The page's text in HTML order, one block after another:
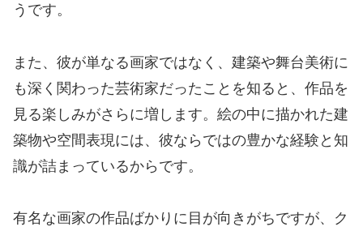
うです。
また、彼が単なる画家ではなく、建築や舞台美術に
も深く関わった芸術家だったことを知ると、作品を
見る楽しみがさらに増します。絵の中に描かれた建
築物や空間表現には、彼ならではの豊かな経験と知
識が詰まっているからです。
有名な画家の作品ばかりに目が向きがちですが、ク